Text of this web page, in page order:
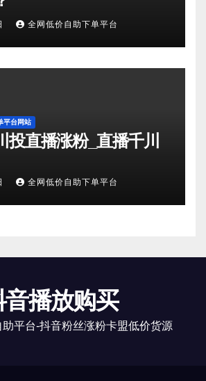
全网低价自助下单平台
平台网站
投直播涨粉_直播千川
全网低价自助下单平台
音播放购买
平台-抖音粉丝涨粉卡盟低价货源